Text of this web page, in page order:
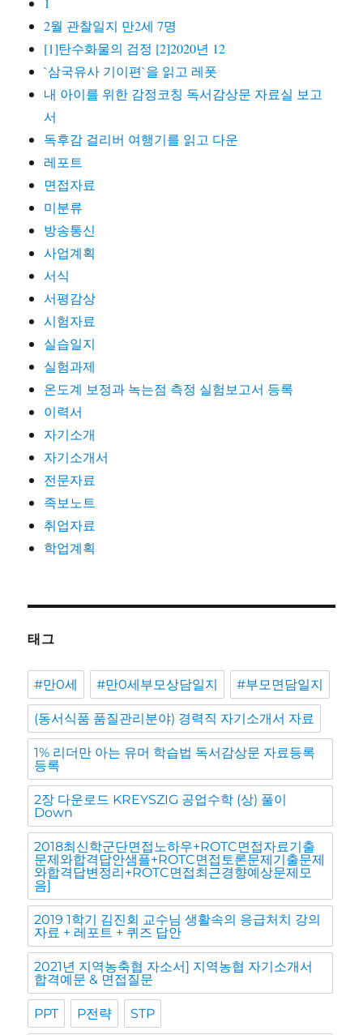
2월 관찰일지 만2세 7명
[1]탄수화물의 검정 [2]2020년 12
`삼국유사 기이편`을 읽고 레폿
내 아이를 위한 감정코칭 독서감상문 자료실 보고
서
독후감 걸리버 여행기를 읽고 다운
레포트
면접자료
미분류
방송통신
사업계획
서식
서평감상
시험자료
실습일지
실험과제
온도계 보정과 녹는점 측정 실험보고서 등록
이력서
자기소개
자기소개서
전문자료
족보노트
취업자료
학업계획
태그
#만0세 #만0세부모상담일지 #부모면담일지
(동서식품 품질관리분야) 경력직 자기소개서 자료
1% 리더만 아는 유머 학습법 독서감상문 자료등록
등록
2장 다운로드 KREYSZIG 공업수학 (상) 풀이
Down
2018최신학군단면접노하우+ROTC면접자료기출
문제와합격답안샘플+ROTC면접토론문제기출문제
와합격답변정리+ROTC면접최근경향예상문제모
음]
2019 1학기 김진회 교수님 생활속의 응급처치 강의
자료 + 레포트 + 퀴즈 답안
2021년 지역농축협 자소서] 지역농협 자기소개서
합격예문 & 면접질문
PPT P전략 STP